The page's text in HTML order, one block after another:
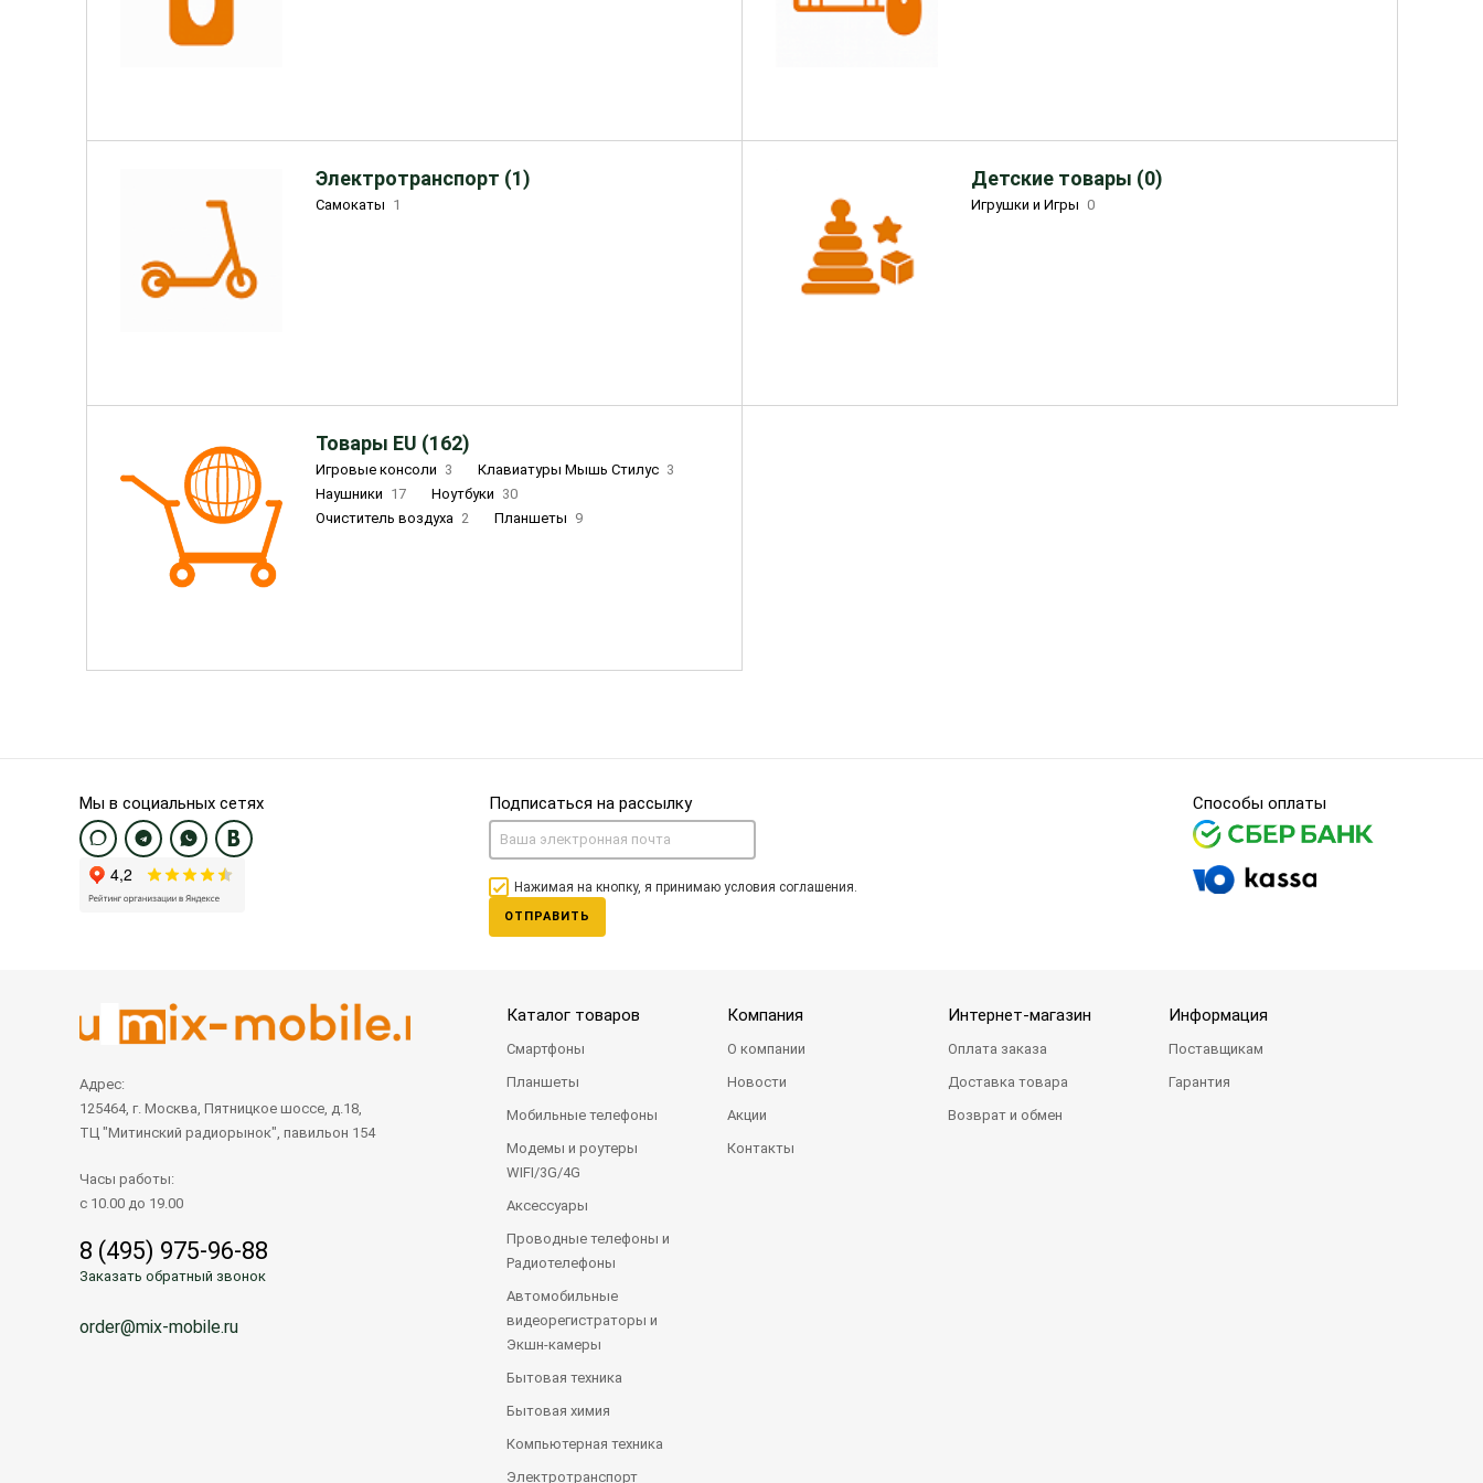
Электротранспорт (1)
Самокаты 1
Детские товары (0)
Игрушки и Игры 0
Товары EU (162)
Игровые консоли 3 Клавиатуры Мышь Стилус 3
Наушники 17 Ноутбуки 30
Очиститель воздуха 2 Планшеты 9
Мы в социальных сетях Подписаться на рассылку
Нажимая на кнопку, я принимаю условия соглашения.
ОТПРАВИТЬ
Способы оплаты
Адрес:
125464, г. Москва, Пятницкое шоссе, д.18,
ТЦ "Митинский радиорынок", павильон 154
Часы работы:
с 10.00 до 19.00
8 (495) 975-96-88
Заказать обратный звонок
order@mix-mobile.ru
Каталог товаров
Смартфоны
Планшеты
Мобильные телефоны
Модемы и роутеры
WIFI/3G/4G
Аксессуары
Проводные телефоны и
Радиотелефоны
Автомобильные
видеорегистраторы и
Экшн-камеры
Бытовая техника
Бытовая химия
Компьютерная техника
Электротранспорт
Компания
О компании
Новости
Акции
Контакты
Интернет-магазин
Оплата заказа
Доставка товара
Возврат и обмен
Информация
Поставщикам
Гарантия